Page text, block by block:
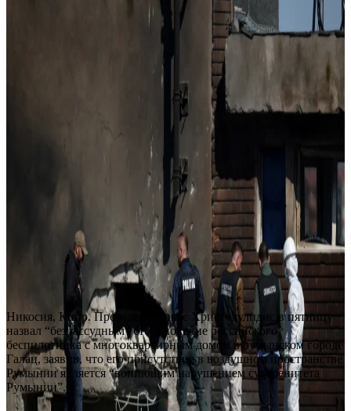
Никосия, Кипр. Президент Никос Христодулидис в пятницу
назвал “безрассудным” столкновение российского
беспилотника с многоквартирным домом в румынском городе
Галац, заявив, что его присутствие в воздушном пространстве
Румынии является “вопиющим нарушением суверенитета
Румынии”.